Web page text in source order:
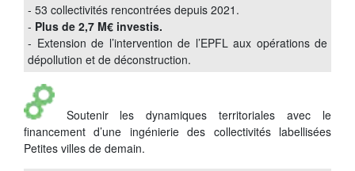
- 53 collectivités rencontrées depuis 2021.
- Plus de 2,7 M€ investis.
- Extension de l’intervention de l’EPFL aux opérations de
dépollution et de déconstruction.
Soutenir les dynamiques territoriales avec le
financement d’une ingénierie des collectivités labellisées
Petites villes de demain.